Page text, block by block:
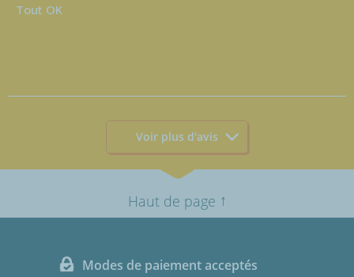
Tout OK
Voir plus d'avis
Haut de page ↑
Modes de paiement acceptés